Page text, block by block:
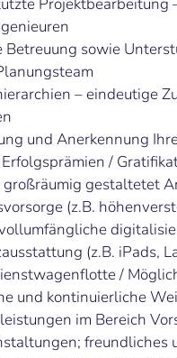
Projektbearbeitung
Betreuung sowie
– eindeutige
und Anerkennung
/
großräumig gestaltetet
(z.B.
(z.B. iPads,
/
und kontinuierliche
im Bereich
freundliches